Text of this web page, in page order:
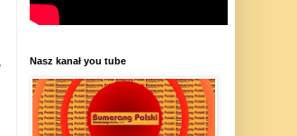
Nasz kanał you tube